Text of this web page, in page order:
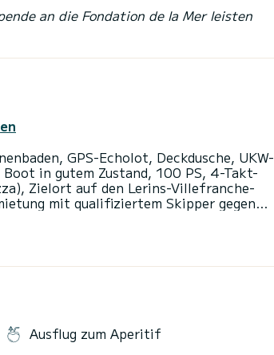
an die Fondation de la Mer leisten
GPS-Echolot, Deckdusche, UKW-
in gutem Zustand, 100 PS, 4-Takt-
Zielort auf den Lerins-Villefranche-
mit qualifiziertem Skipper gegen
darum kümmere, die Boote für Sie
Ihres Verbrauchs. Es werden
Ausflug zum Aperitif